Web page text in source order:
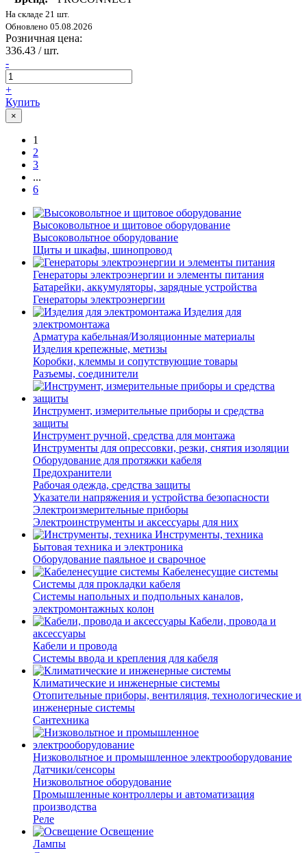
На складе 21 шт.
Обновлено 05.08.2026
Розничная цена:
336.43 / шт.
-
+
Купить
×
1
2
3
...
6
Высоковольтное и щитовое оборудование
Высоковольтное оборудование
Щиты и шкафы, шинопровод
Генераторы электроэнергии и элементы питания
Батарейки, аккумуляторы, зарядные устройства
Генераторы электроэнергии
Изделия для
электромонтажа
Арматура кабельная/Изоляционные материалы
Изделия крепежные, метизы
Коробки, клеммы и сопутствующие товары
Разъемы, соединители
Инструмент, измерительные приборы и средства
защиты
Инструмент ручной, средства для монтажа
Инструменты для опрессовки, резки, снятия изоляции
Оборудование для протяжки кабеля
Предохранители
Рабочая одежда, средства защиты
Указатели напряжения и устройства безопасности
Электроизмерительные приборы
Электроинструменты и аксессуары для них
Инструменты, техника
Бытовая техника и электроника
Оборудование паяльное и сварочное
Кабеленесущие системы
Системы для прокладки кабеля
Системы напольных и подпольных каналов,
электромонтажных колон
Кабели, провода и
аксессуары
Кабели и провода
Системы ввода и крепления для кабеля
Климатические и инженерные системы
Отопительные приборы, вентиляция, технологические и
инженерные системы
Сантехника
Низковольтное и промышленное электрооборудование
Датчики/сенсоры
Низковольтное оборудование
Промышленные контроллеры и автоматизация
производства
Реле
Освещение
Лампы